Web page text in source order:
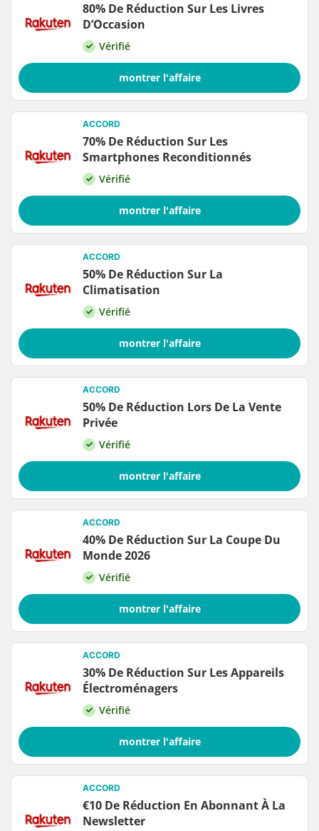
80% De Réduction Sur Les Livres
D’Occasion
Vérifié
montrer l'affaire
ACCORD
70% De Réduction Sur Les
Smartphones Reconditionnés
Vérifié
montrer l'affaire
ACCORD
50% De Réduction Sur La
Climatisation
Vérifié
montrer l'affaire
ACCORD
50% De Réduction Lors De La Vente
Privée
Vérifié
montrer l'affaire
ACCORD
40% De Réduction Sur La Coupe Du
Monde 2026
Vérifié
montrer l'affaire
ACCORD
30% De Réduction Sur Les Appareils
Électroménagers
Vérifié
montrer l'affaire
ACCORD
€10 De Réduction En Abonnant À La
Newsletter